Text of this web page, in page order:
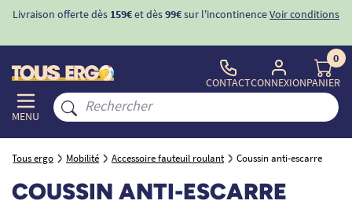
Livraison offerte dès 159€et dès99€sur l'incontinenceVoir conditions
MENU
CONTACTCONNEXION
0
PANIER
Tous ergo Mobilité Accessoire fauteuil roulant Coussin anti-escarre
COUSSIN ANTI-ESCARRE